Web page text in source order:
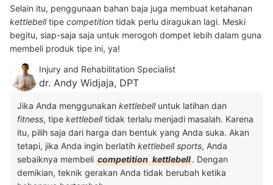
Selain itu, penggunaan bahan baja juga membuat ketahanan
kettlebelltipe competition tidak perlu diragukan lagi. Meski
begitu, siap-saja saja untuk merogoh dompet lebih dalam guna
membeli produk tipe ini, ya!
Injury and Rehabilitation Specialist
dr. Andy Widjaja, DPT
Jika Anda menggunakan kettlebelluntuk latihan dan
fitness, tipe kettlebelltidak terlalu menjadi masalah. Karena
itu, pilih saja dari harga dan bentuk yang Anda suka. Akan
tetapi, jika Anda ingin berlatih kettlebell sports, Anda
sebaiknya membeli competition kettlebell. Dengan
demikian, teknik gerakan Anda tidak berubah ketika